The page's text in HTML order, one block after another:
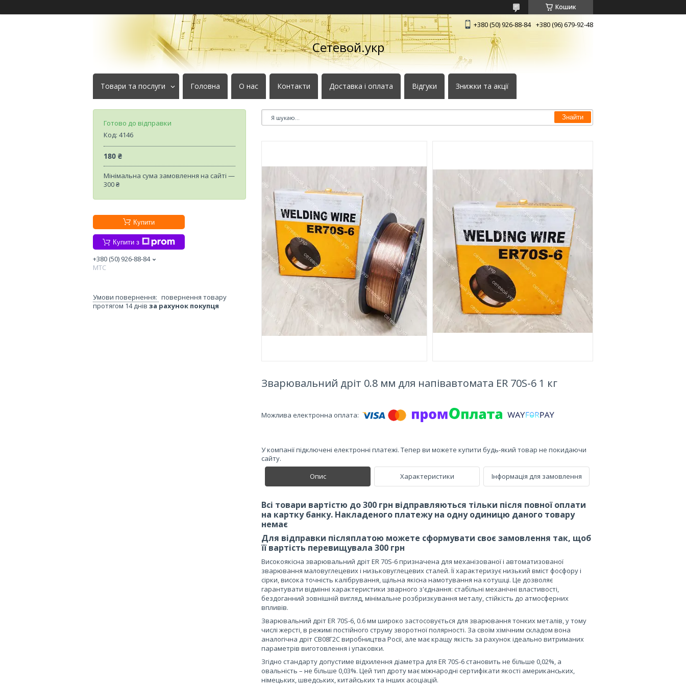
Кошик
+380 (50) 926-88-84 +380 (96) 679-92-48
Сетевой.укр
Товари та послуги Головна О нас Контакти Доставка і оплата Відгуки Знижки та акції
Знайти
Зварювальний дріт 0.8 мм для напівавтомата ER 70S-6 1 кг
У компанії підключені електронні платежі. Тепер ви можете купити будь-який товар не покидаючи
сайту.
Опис
Характеристики Інформація для замовлення
Всі товари вартістю до 300 грн відправляються тільки після повної оплати
на картку банку. Накладеного платежу на одну одиницю даного товару
немає
Для відправки післяплатою можете сформувати своє замовлення так, щоб
її вартість перевищувала 300 грн
Високоякісна зварювальний дріт ER 70S-6 призначена для механізованої і автоматизованої
зварювання маловуглецевих і низьковуглецевих сталей. Її характеризує низький вміст фосфору і
сірки, висока точність калібрування, щільна якісна намотування на котушці. Це дозволяє
гарантувати відмінні характеристики зварного з'єднання: стабільні механічні властивості,
бездоганний зовнішній вигляд, мінімальне розбризкування металу, стійкість до атмосферних
впливів.
Зварювальний дріт ER 70S-6, 0.6 мм широко застосовується для зварювання тонких металів, у тому
числі жерсті, в режимі постійного струму зворотної полярності. За своїм хімічним складом вона
аналогічна дріт СВ08Г2С виробництва Росії, але має кращу якість за рахунок ідеально витриманих
параметрів виготовлення і упаковки.
Згідно стандарту допустиме відхилення діаметра для ER 70S-6 становить не більше 0,02%, а
овальність – не більше 0,03%. Цей тип дроту має міжнародні сертифікати якості американських,
німецьких, шведських, китайських та інших асоціацій.
Готово до відправки
Код: 4146
180 ₴
Мінімальна сума замовлення на сайті —
300 ₴
Купити
Купити з
+380 (50) 926-88-84
МТС
повернення товару
протягом 14 днів за рахунок покупця